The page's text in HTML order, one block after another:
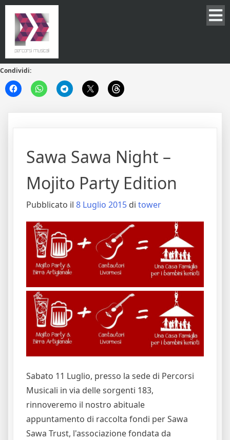
Condividi:
Sawa Sawa Night –
Mojito Party Edition
Pubblicato il 8 Luglio 2015 di tower
Sabato 11 Luglio, presso la sede di Percorsi
Musicali in via delle sorgenti 183,
rinnoveremo il nostro abituale
appuntamento di raccolta fondi per Sawa
Sawa Trust, l'associazione fondata da